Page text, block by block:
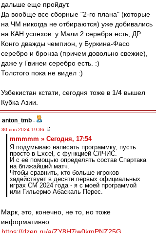
дальше еще пройдут.
Да вообще все сборные "2-го плана" (которые
на ЧМ никогда не отбираются) уже добивались
на КАН успехов: у Мали 2 серебра есть, ДР
Конго дважды чемпион, у Буркина-Фасо
серебро и бронза (причем довольно свежие),
даже у Гвинеи серебро есть. :)
Толстого пока не видел :)
Узбекистан кстати, сегодня тоже в 1/4 вышел
Кубка Азии.
anton_tmb -
30 янв 2024 19:36
mmmmm » Сегодня, 17:54
Я подумываю написать программку, пусть
просто в Excel, с функцией СЛЧИС.
И с её помощью определять состав Спартака
на ближайший матч.
Чтобы сравнить, кто больше игроков
задействует в десяти первых официальных
играх СМ 2024 года - я с моей программой
или Гильермо Абаскаль Перес.
Марк, это, конечно, не то, но тоже
информативно